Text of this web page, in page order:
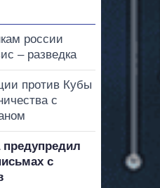
россии
– разведка
против Кубы
с
предупредил
с